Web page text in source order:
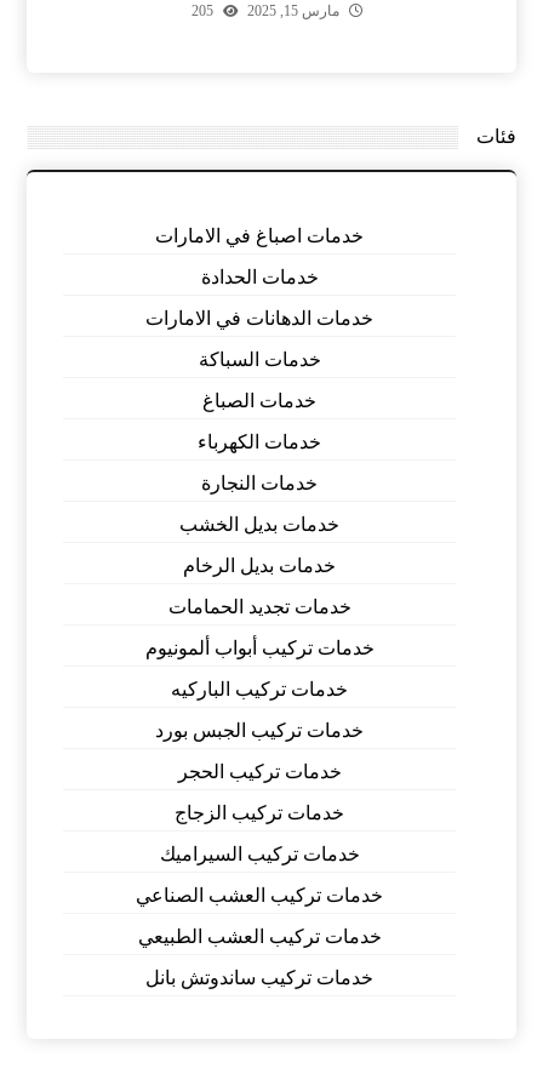
مارس 15, 2025 205
فئات
خدمات اصباغ في الامارات
خدمات الحدادة
خدمات الدهانات في الامارات
خدمات السباكة
خدمات الصباغ
خدمات الكهرباء
خدمات النجارة
خدمات بديل الخشب
خدمات بديل الرخام
خدمات تجديد الحمامات
خدمات تركيب أبواب ألمونيوم
خدمات تركيب الباركيه
خدمات تركيب الجبس بورد
خدمات تركيب الحجر
خدمات تركيب الزجاج
خدمات تركيب السيراميك
خدمات تركيب العشب الصناعي
خدمات تركيب العشب الطبيعي
خدمات تركيب ساندوتش بانل